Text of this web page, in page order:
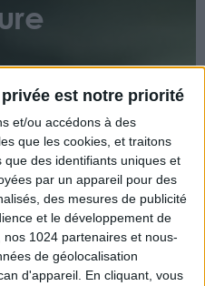
est notre priorité
et/ou accédons à des
que les cookies, et traitons
des identifiants uniques et
par un appareil pour des
des mesures de publicité
et le développement de
1024 partenaires et nous-
de géolocalisation
d'appareil. En cliquant, vous
infirmier doit
envers un
remises en question
bien balisé.